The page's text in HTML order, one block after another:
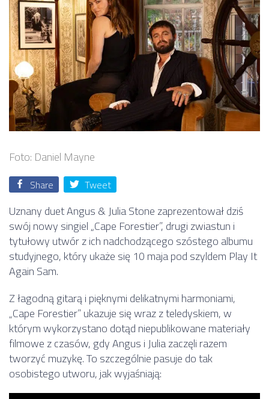
Foto: Daniel Mayne
Share Tweet
Uznany duet Angus & Julia Stone zaprezentował dziś
swój nowy singiel „Cape Forestier”, drugi zwiastun i
tytułowy utwór z ich nadchodzącego szóstego albumu
studyjnego, który ukaże się 10 maja pod szyldem Play It
Again Sam.
Z łagodną gitarą i pięknymi delikatnymi harmoniami,
„Cape Forestier” ukazuje się wraz z teledyskiem, w
którym wykorzystano dotąd niepublikowane materiały
filmowe z czasów, gdy Angus i Julia zaczęli razem
tworzyć muzykę. To szczególnie pasuje do tak
osobistego utworu, jak wyjaśniają: